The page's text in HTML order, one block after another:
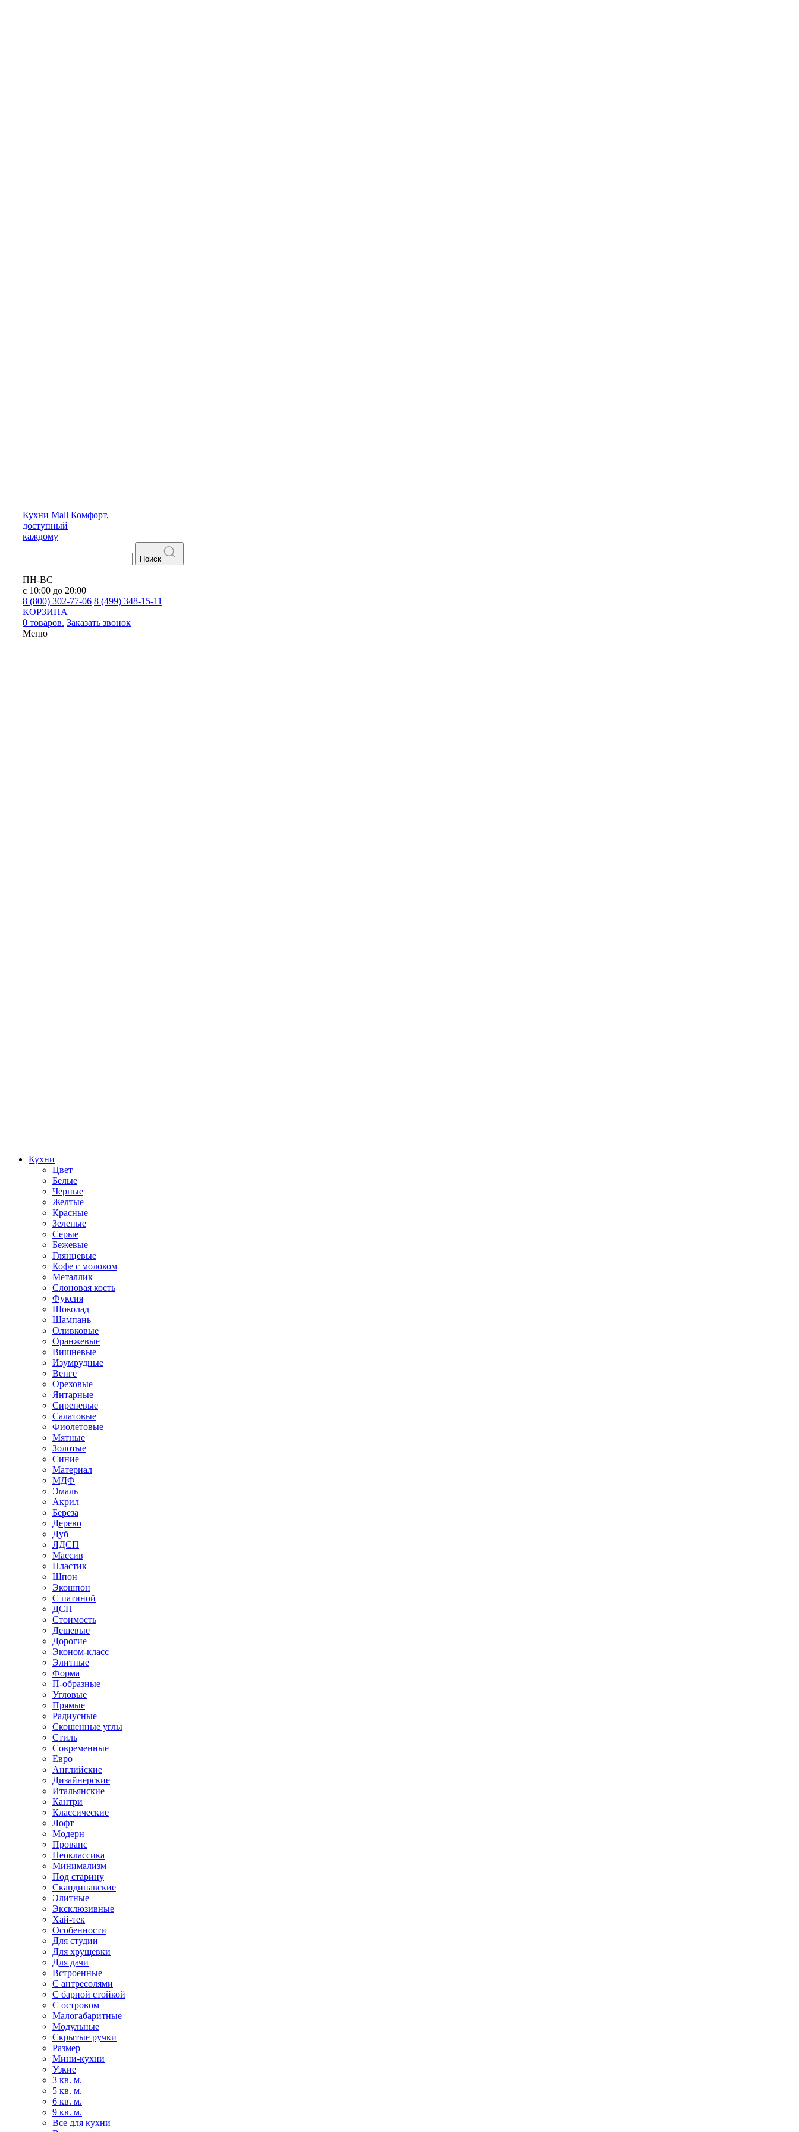
Кухни Mall Комфорт,
доступный
каждому
Поиск
ПН-ВС
с 10:00 до 20:00
8 (800) 302-77-06 8 (499) 348-15-11
КОРЗИНА
0 товаров. Заказать звонок
Меню
Кухни
Цвет
Белые
Черные
Желтые
Красные
Зеленые
Серые
Бежевые
Глянцевые
Кофе с молоком
Металлик
Слоновая кость
Фуксия
Шоколад
Шампань
Оливковые
Оранжевые
Вишневые
Изумрудные
Венге
Ореховые
Янтарные
Сиреневые
Салатовые
Фиолетовые
Мятные
Золотые
Синие
Материал
МДФ
Эмаль
Акрил
Береза
Дерево
Дуб
ЛДСП
Массив
Пластик
Шпон
Экошпон
С патиной
ДСП
Стоимость
Дешевые
Дорогие
Эконом-класс
Элитные
Форма
П-образные
Угловые
Прямые
Радиусные
Скошенные углы
Стиль
Современные
Евро
Английские
Дизайнерские
Итальянские
Кантри
Классические
Лофт
Модерн
Прованс
Неоклассика
Минимализм
Под старину
Скандинавские
Элитные
Эксклюзивные
Хай-тек
Особенности
Для студии
Для хрущевки
Для дачи
Встроенные
С антресолями
С барной стойкой
С островом
Малогабаритные
Модульные
Скрытые ручки
Размер
Мини-кухни
Узкие
3 кв. м.
5 кв. м.
6 кв. м.
9 кв. м.
Все для кухни